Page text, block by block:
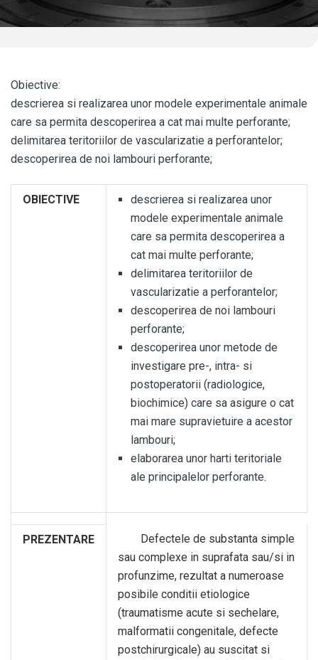
Obiective:
descrierea si realizarea unor modele experimentale animale
care sa permita descoperirea a cat mai multe perforante;
delimitarea teritoriilor de vascularizatie a perforantelor;
descoperirea de noi lambouri perforante;
OBIECTIVE
descrierea si realizarea unor
modele experimentale animale
care sa permita descoperirea a
cat mai multe perforante;
delimitarea teritoriilor de
vascularizatie a perforantelor;
descoperirea de noi lambouri
perforante;
descoperirea unor metode de
investigare pre-, intra- si
postoperatorii (radiologice,
biochimice) care sa asigure o cat
mai mare supravietuire a acestor
lambouri;
elaborarea unor harti teritoriale
ale principalelor perforante.
PREZENTARE
Defectele de substanta simple
sau complexe in suprafata sau/si in
profunzime, rezultat a numeroase
posibile conditii etiologice
(traumatisme acute si sechelare,
malformatii congenitale, defecte
postchirurgicale) au suscitat si